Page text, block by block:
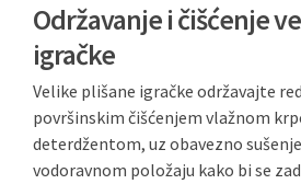
Održavanje i čišćenje
igračke
Velike plišane igračke održavajte
površinskim čišćenjem vlažnom
deterdžentom, uz obavezno
vodoravnom položaju kako bi se